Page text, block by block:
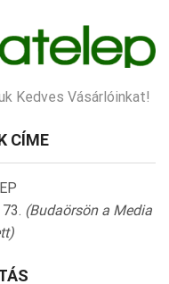
Kedves Vásárlóinkat!
CÍME
(Budaörsön a Media